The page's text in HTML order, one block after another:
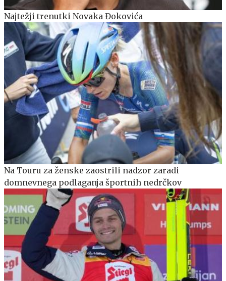
Najtežji trenutki Novaka Đokovića
Na Touru za ženske zaostrili nadzor zaradi
domnevnega podlaganja športnih nedrčkov